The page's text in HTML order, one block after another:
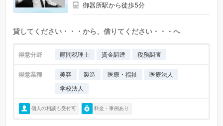
御器所駅から徒歩5分
貸してください・・・から、借りてください・・・へ
得意分野 顧問税理士 資金調達 税務調査
得意業種 美容 製造 医療・福祉
医療法人
学校法人
個人の相談も受付可 料金・事例あり